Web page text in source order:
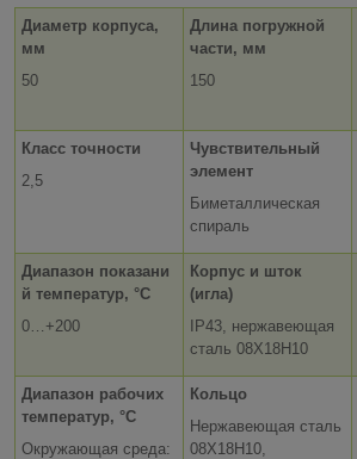
Диаметр корпуса,
мм
50
Длина погружной
части, мм
150
Класс точности
2,5
Чувствительный
элемент
Биметаллическая
спираль
Диапазон показани
й температур, °C
0…+200
Корпус и шток
(игла)
IP43, нержавеющая
сталь 08Х18Н10
Диапазон рабочих
температур, °C
Окружающая среда:
Кольцо
Нержавеющая сталь
08Х18Н10,